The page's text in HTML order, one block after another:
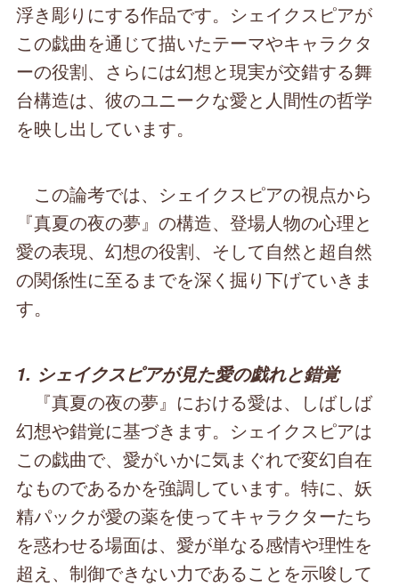
浮き彫りにする作品です。シェイクスピアが
この戯曲を通じて描いたテーマやキャラクタ
ーの役割、さらには幻想と現実が交錯する舞
台構造は、彼のユニークな愛と人間性の哲学
を映し出しています。
この論考では、シェイクスピアの視点から
『真夏の夜の夢』の構造、登場人物の心理と
愛の表現、幻想の役割、そして自然と超自然
の関係性に至るまでを深く掘り下げていきま
す。
1. シェイクスピアが見た愛の戯れと錯覚
『真夏の夜の夢』における愛は、しばしば
幻想や錯覚に基づきます。シェイクスピアは
この戯曲で、愛がいかに気まぐれで変幻自在
なものであるかを強調しています。特に、妖
精パックが愛の薬を使ってキャラクターたち
を惑わせる場面は、愛が単なる感情や理性を
超え、制御できない力であることを示唆して